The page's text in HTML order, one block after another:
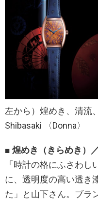
左から）煌めき、清
Shibasaki 〈Donna〉
■ 煌めき（きらめき）
「時計の格にふさわ
に、透明度の高い透き
た」と山下さん。ブラ